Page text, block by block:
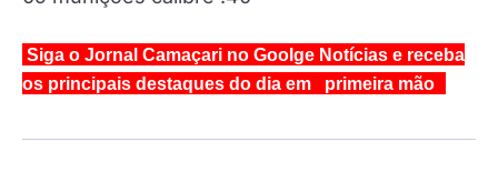
Siga o Jornal Camaçari no Goolge Notícias e receba
os principais destaques do dia em primeira mão